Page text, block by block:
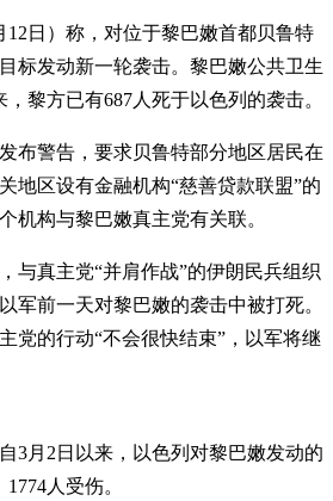
12日）称，对位于黎巴嫩首都贝鲁特
标发动新一轮袭击。黎巴嫩公共卫生
黎方已有687人死于以色列的袭击。
布警告，要求贝鲁特部分地区居民在
地区设有金融机构“慈善贷款联盟”的
机构与黎巴嫩真主党有关联。
与真主党“并肩作战”的伊朗民兵组织
军前一天对黎巴嫩的袭击中被打死。
党的行动“不会很快结束”，以军将继
3月2日以来，以色列对黎巴嫩发动的
人受伤。